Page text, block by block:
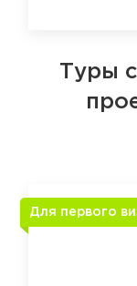
Туры
Для первого